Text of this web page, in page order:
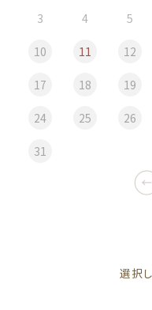
3 4 5
10 11 12
17 18 19
24 25 26
31